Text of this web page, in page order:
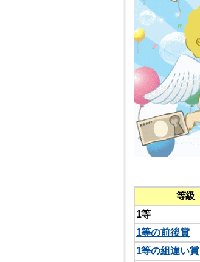
等級
1等
1等の前後賞
1等の組違い賞